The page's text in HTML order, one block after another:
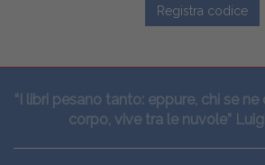
Registra codice
“I libri pesano tanto: eppure, chi se
corpo, vive tra le nuvole”